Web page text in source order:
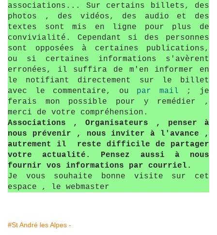
associations... Sur certains billets, des
photos , des vidéos, des audio et des
textes sont mis en ligne pour plus de
convivialité. Cependant si des personnes
sont opposées à certaines publications,
ou si certaines informations s'avèrent
erronées, il suffira de m'en informer en
le notifiant directement sur le billet
avec le commentaire, ou par mail ; je
ferais mon possible pour y remédier ,
merci de votre compréhension.
Associations , Organisateurs , penser à
nous prévenir , nous inviter à l'avance ,
autrement il reste difficile de partager
votre actualité. Pensez aussi à nous
fournir vos informations par courriel.
Je vous souhaite bonne visite sur cet
espace , le webmaster
#St André les Alpes -